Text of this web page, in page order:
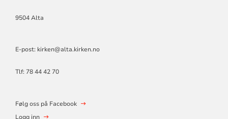
9504 Alta
E-post: kirken@alta.kirken.no
Tlf: 78 44 42 70
Følg oss på Facebook
Logg inn